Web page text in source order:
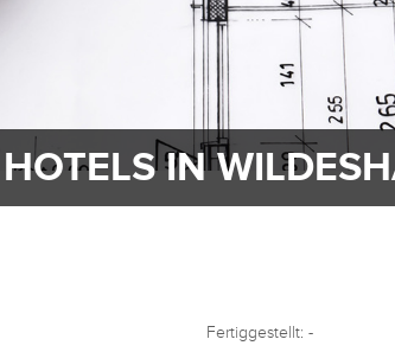
IN
Fertiggestellt: -